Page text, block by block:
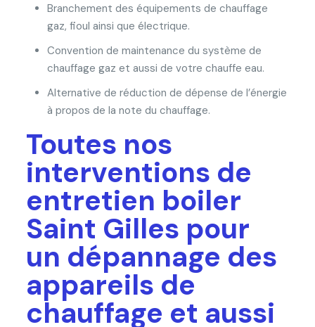
Branchement des équipements de chauffage
gaz, fioul ainsi que électrique.
Convention de maintenance du système de
chauffage gaz et aussi de votre chauffe eau.
Alternative de réduction de dépense de l’énergie
à propos de la note du chauffage.
Toutes nos
interventions de
entretien boiler
Saint Gilles pour
un dépannage des
appareils de
chauffage et aussi